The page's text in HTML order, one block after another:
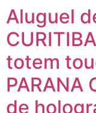
Aluguel
totem
PARANA
de